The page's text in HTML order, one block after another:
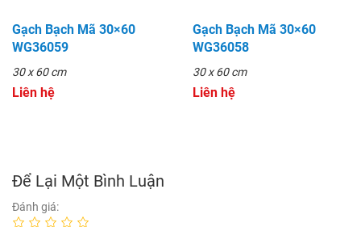
Gạch Bạch Mã 30×60
WG36059
30 x 60 cm
Liên hệ
Gạch Bạch Mã 30×60
WG36058
30 x 60 cm
Liên hệ
Để Lại Một Bình Luận
Đánh giá: